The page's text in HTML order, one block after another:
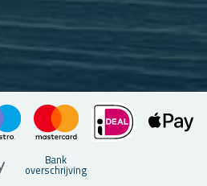
Bank
over­schrij­ving